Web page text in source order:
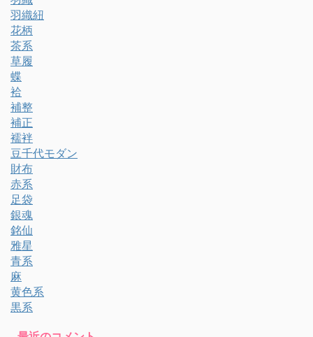
羽織紐
花柄
茶系
草履
蝶
袷
補整
補正
襦袢
豆千代モダン
財布
赤系
足袋
銀魂
銘仙
雅星
青系
麻
黄色系
黒系